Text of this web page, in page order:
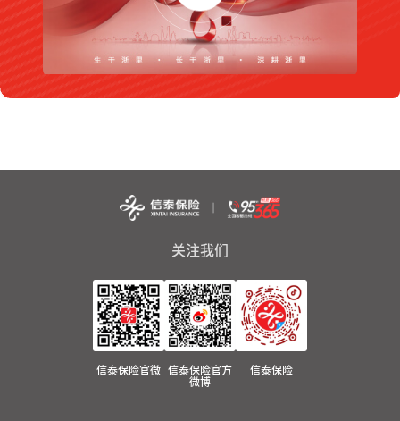
关注我们
信泰保险官微
信泰保险官方
微博
信泰保险